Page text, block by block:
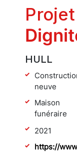
Projet
HULL
neuve
Maison
funéraire
2021
https://